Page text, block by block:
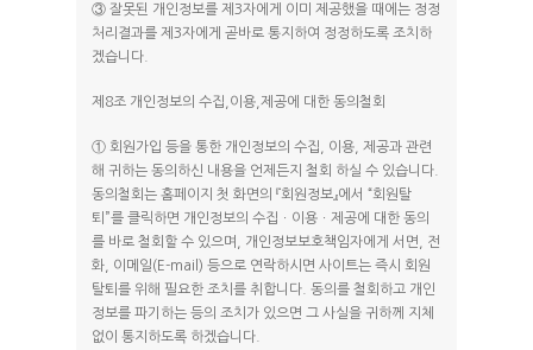
③ 잘못된 개인정보를 제3자에게 이미 제공했을 때에는 정정
처리결과를 제3자에게 곧바로 통지하여 정정하도록 조치하
겠습니다.
제8조 개인정보의 수집,이용,제공에 대한 동의철회
① 회원가입 등을 통한 개인정보의 수집, 이용, 제공과 관련
해 귀하는 동의하신 내용을 언제든지 철회 하실 수 있습니다.
동의철회는 홈페이지 첫 화면의 『회원정보』에서 “회원탈
퇴”를 클릭하면 개인정보의 수집ㆍ이용ㆍ제공에 대한 동의
를 바로 철회할 수 있으며, 개인정보보호책임자에게 서면, 전
화, 이메일(E-mail) 등으로 연락하시면 사이트는 즉시 회원
탈퇴를 위해 필요한 조치를 취합니다. 동의를 철회하고 개인
정보를 파기하는 등의 조치가 있으면 그 사실을 귀하께 지체
없이 통지하도록 하겠습니다.